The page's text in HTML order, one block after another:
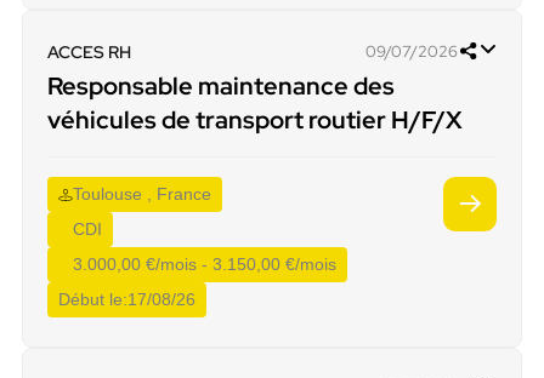
ACCES RH 09/07/2026
Responsable maintenance des
véhicules de transport routier H/F/X
Toulouse , France
CDI
3.000,00 €/mois - 3.150,00 €/mois
Début le:17/08/26